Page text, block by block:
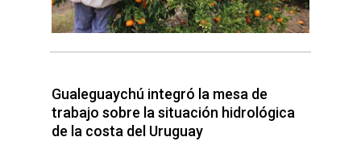
Gualeguaychú integró la mesa de
trabajo sobre la situación hidrológica
de la costa del Uruguay